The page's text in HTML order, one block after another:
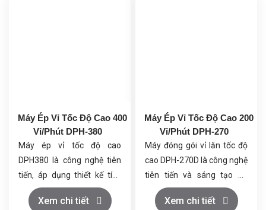
Máy Ép Vỉ Tốc Độ Cao 400
Vỉ/Phút DPH-380
Máy ép vỉ tốc độ cao
DPH380 là công nghệ tiên
tiến, áp dụng thiết kế tích
hợp của ánh sáng, điện và
khí một cách sáng tạo. Máy
Xem chi tiết
Máy Ép Vỉ Tốc Độ Cao 200
Vỉ/Phút DPH-270
Máy đóng gói vỉ lăn tốc độ
cao DPH-270D là công nghệ
tiên tiến và sáng tạo áp
dụng thiết kế tích hợp ánh
sáng, điện và khí. Máy kết
Xem chi tiết